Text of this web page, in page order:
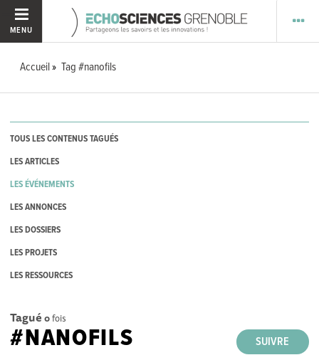
MENU
Accueil Tag #nanofils
TOUS LES CONTENUS TAGUÉS
LES ARTICLES
LES ÉVÉNEMENTS
LES ANNONCES
LES DOSSIERS
LES PROJETS
LES RESSOURCES
Tagué 0fois
SUIVRE
#NANOFILS